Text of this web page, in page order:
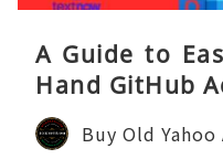
A Guide to
Hand GitHub
Buy Old Yahoo